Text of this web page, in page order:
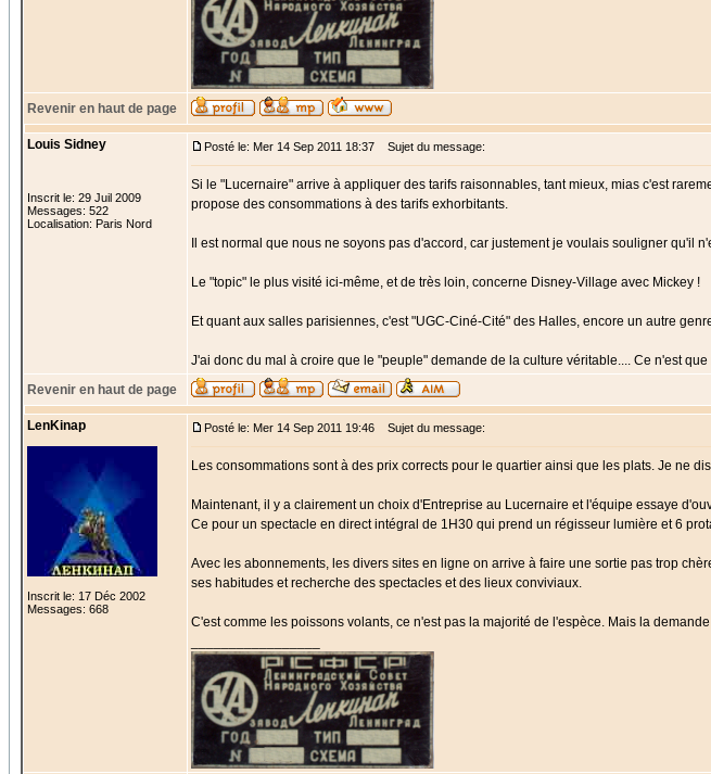
Revenir en haut de page
Louis Sidney
Inscrit le: 29 Juil 2009
Messages: 522
Localisation: Paris Nord
Posté le: Mer 14 Sep 2011 18:37 Sujet du message:
Si le "Lucernaire" arrive à appliquer des tarifs raisonnables, tant mieux, mias c'est
propose des consommations à des tarifs exhorbitants.
Il est normal que nous ne soyons pas d'accord, car justement je voulais souligner
Le "topic" le plus visité ici-même, et de très loin, concerne Disney-Village avec Mickey !
Et quant aux salles parisiennes, c'est "UGC-Ciné-Cité" des Halles, encore un autre
J'ai donc du mal à croire que le "peuple" demande de la culture véritable.... Ce n'est
Revenir en haut de page
LenKinap
Inscrit le: 17 Déc 2002
Messages: 668
Posté le: Mer 14 Sep 2011 19:46 Sujet du message:
Les consommations sont à des prix corrects pour le quartier ainsi que les plats. Je ne
Maintenant, il y a clairement un choix d'Entreprise au Lucernaire et l'équipe essaye
Ce pour un spectacle en direct intégral de 1H30 qui prend un régisseur lumière et 6
Avec les abonnements, les divers sites en ligne on arrive à faire une sortie pas trop
ses habitudes et recherche des spectacles et des lieux conviviaux.
C'est comme les poissons volants, ce n'est pas la majorité de l'espèce. Mais la